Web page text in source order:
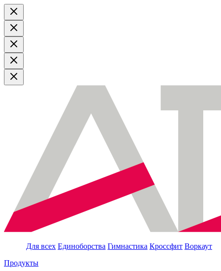
Для всех Единоборства Гимнастика Кроссфит Воркаут
Продукты